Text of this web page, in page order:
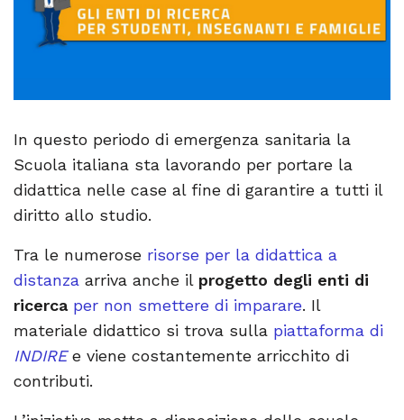
In questo periodo di emergenza sanitaria la
Scuola italiana sta lavorando per portare la
didattica nelle case al fine di garantire a tutti il
diritto allo studio.
Tra le numerose risorse per la didattica a
distanza arriva anche il progetto degli enti di
ricerca per non smettere di imparare. Il
materiale didattico si trova sulla piattaforma di
INDIREe viene costantemente arricchito di
contributi.